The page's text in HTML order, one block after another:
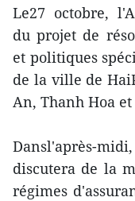
Le27 octobre,
du projet de
et politiques
de la ville de
An, Thanh Hoa
Dansl'après-
discutera de la
régimes